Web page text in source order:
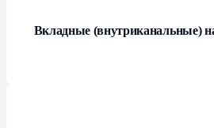
Вкладные (внутриканальные)